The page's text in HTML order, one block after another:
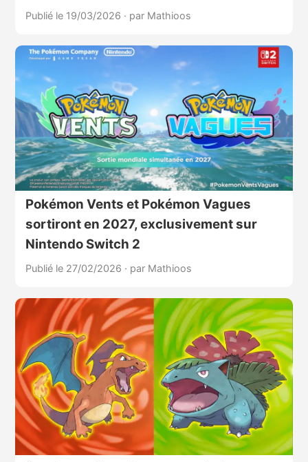
Publié le 19/03/2026 · par Mathioos
Pokémon Vents et Pokémon Vagues
sortiront en 2027, exclusivement sur
Nintendo Switch 2
Publié le 27/02/2026 · par Mathioos